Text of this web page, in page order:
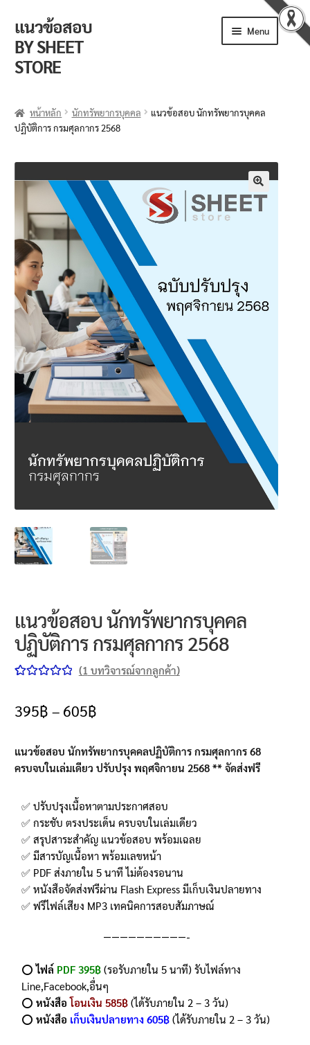
แนวข้อสอบ
BY SHEET
STORE
Menu
ตะกร้าสินค้า
วิธีการสั่งซื้อ
แจ้งชำระเงิน
รีวิวจากลูกค้า
ติดตามพัสดุ
ข่าวเปิดสอบงานราชการ
นโยบายคืนสินค้าและการจัดส่ง​
คำถามที่พบบ่อย
หน้าหลัก นักทรัพยากรบุคคล
แนวข้อสอบ นักทรัพยากรบุคคล
ปฏิบัติการ กรมศุลกากร 2568
🔍
แนวข้อสอบ นักทรัพยากรบุคคล
ปฏิบัติการ กรมศุลกากร 2568
คะแนนเต็ม
คะแนนของ
ลูกค้า
(1 บทวิจารณ์จากลูกค้า)
395฿ – 605฿
แนวข้อสอบ นักทรัพยากรบุคคลปฏิบัติการ กรมศุลกากร 68
ครบจบในเล่มเดียว ปรับปรุง พฤศจิกายน 2568 ** จัดส่งฟรี
✅ ปรับปรุงเนื้อหาตามประกาศสอบ
✅ กระชับ ตรงประเด็น ครบจบในเล่มเดียว
✅ สรุปสาระสำคัญ แนวข้อสอบ พร้อมเฉลย
✅ มีสารบัญเนื้อหา พร้อมเลขหน้า
✅ PDF ส่งภายใน 5 นาที ไม่ต้องรอนาน
✅ หนังสือจัดส่งฟรีผ่าน Flash Express มีเก็บเงินปลายทาง
✅ ฟรีไฟล์เสียง MP3 เทคนิคการสอบสัมภาษณ์
——————————-
⭕️ไฟล์ PDF 395฿ (รอรับภายใน 5 นาที) รับไฟล์ทาง
Line,Facebook,อื่นๆ
⭕️หนังสือโอนเงิน 585฿ (ได้รับภายใน 2 – 3 วัน)
⭕️หนังสือ เก็บเงินปลายทาง 605฿ (ได้รับภายใน 2 – 3 วัน)